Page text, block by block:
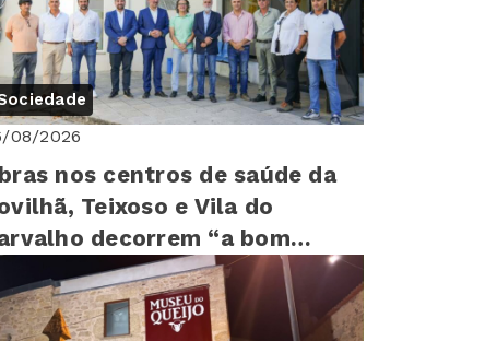
08/2026
nos centros de saúde da
Teixoso e Vila do
decorrem “a bom